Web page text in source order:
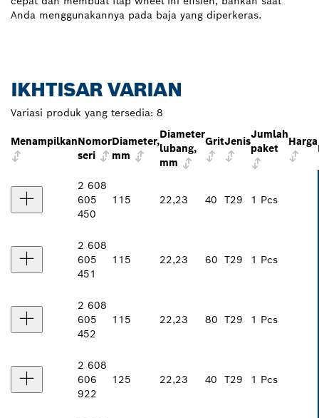
Anda menggunakannya pada baja yang diperkeras.
IKHTISAR VARIAN
Variasi produk yang tersedia: 8
MenampilkanNomor
seri
Diameter,
mm
Diameter
lubang,
mm
GritJenis
Jumlah
paket
Harga
2 608
605
450
115 22,23 40 T29 1 Pcs
2 608
605
451
115 22,23 60 T29 1 Pcs
2 608
605
452
115 22,23 80 T29 1 Pcs
2 608
606
922
125 22,23 40 T29 1 Pcs